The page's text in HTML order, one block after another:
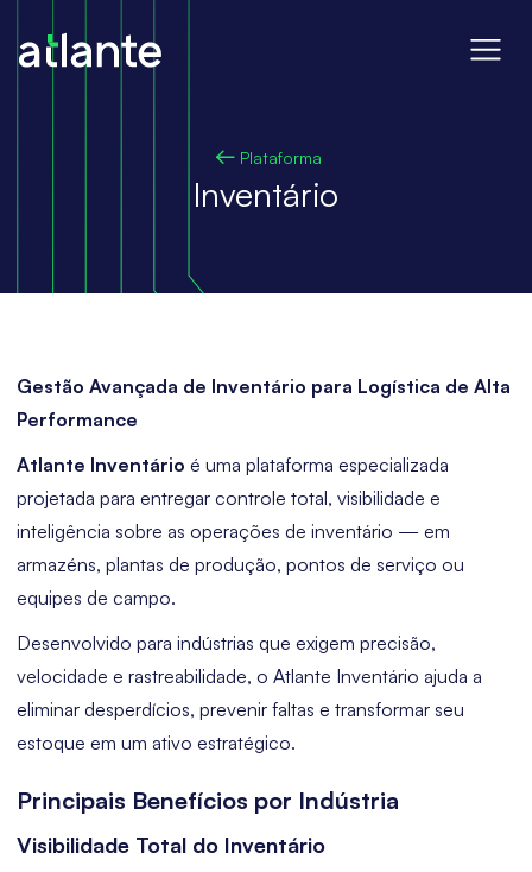
Plataforma
Inventário
Gestão Avançada de Inventário para Logística de Alta
Performance
Atlante Inventário é uma plataforma especializada
projetada para entregar controle total, visibilidade e
inteligência sobre as operações de inventário — em
armazéns, plantas de produção, pontos de serviço ou
equipes de campo.
Desenvolvido para indústrias que exigem precisão,
velocidade e rastreabilidade, o Atlante Inventário ajuda a
eliminar desperdícios, prevenir faltas e transformar seu
estoque em um ativo estratégico.
Principais Benefícios por Indústria
Visibilidade Total do Inventário